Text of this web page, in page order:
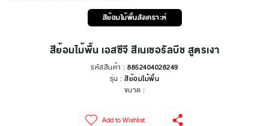
สีย้อมไม้พื้นสังเคราะห์
สีย้อมไม้พื้น เอสซีจี สีเนเชอรัลบีช สูตรเงา
รหัสสินค้า : 8852404028249
รุ่น : สีย้อมไม้พื้น
ขนาด :
Add to Wishlist